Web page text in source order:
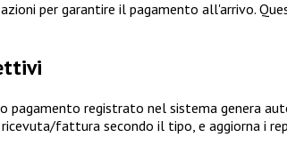
per garantire il pagamento all'arrivo.
pagamento registrato nel sistema genera
fattura secondo il tipo, e aggiorna i